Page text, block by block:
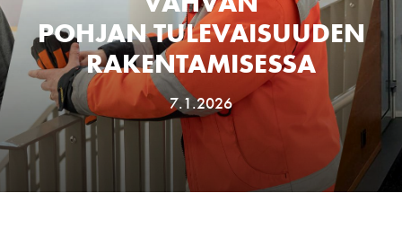
POHJAN TULEVAISUUDEN
RAKENTAMISESSA
7.1.2026